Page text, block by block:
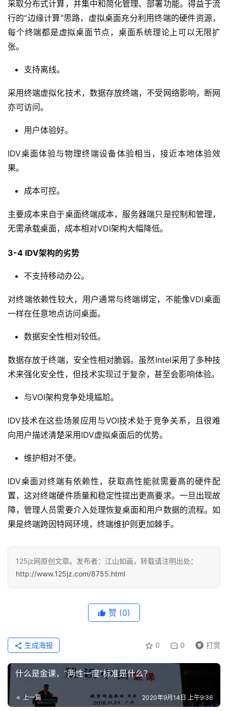
采取分布式计算，并集中和简化管理、部署功能。得益于流
行的“边缘计算”思路，虚拟桌面充分利用终端的硬件资源，
每个终端都是虚拟桌面节点，桌面系统理论上可以无限扩
张。
支持离线。
采用终端虚拟化技术，数据存放终端，不受网络影响，断网
亦可访问。
用户体验好。
IDV桌面体验与物理终端设备体验相当，接近本地体验效
果。
成本可控。
主要成本来自于桌面终端成本，服务器端只是控制和管理，
无需承载桌面，成本相对VDI架构大幅降低。
3-4 IDV架构的劣势
不支持移动办公。
对终端依赖性较大，用户通常与终端绑定，不能像VDI桌面
一样在任意地点访问桌面。
数据安全性相对较低。
数据存放于终端，安全性相对脆弱。虽然Intel采用了多种技
术来强化安全性，但技术实现过于复杂，甚至会影响体验。
与VOI架构竞争处境尴尬。
IDV技术在这些场景应用与VOI技术处于竞争关系，且很难
向用户描述清楚采用IDV虚拟桌面后的优势。
维护相对不便。
IDV桌面对终端有依赖性，获取高性能就需要高的硬件配
置，这对终端硬件质量和稳定性提出更高要求。一旦出现故
障，管理人员需要介入处理恢复桌面和用户数据的流程。如
果是终端跨因特网环境，终端维护则更加棘手。
125jz网原创文章。发布者：江山如画，转载请注明出处：
http://www.125jz.com/8755.html
赞 (0)
0 0 打赏
生成海报
什么是金课，“两性一度”标准是什么？
上一篇 2020年9月14日 上午9:36